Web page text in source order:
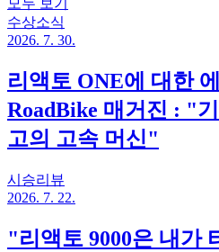
모두 보기
수상소식
2026. 7. 30.
리액토 ONE에 대한
RoadBike 매거진 : "
고의 고속 머신"
시승리뷰
2026. 7. 22.
"리액토 9000은 내가